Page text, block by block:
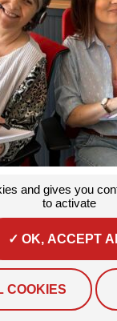
la gestion des
and gives you
to activate
OK, ACCEPT
COOKIES